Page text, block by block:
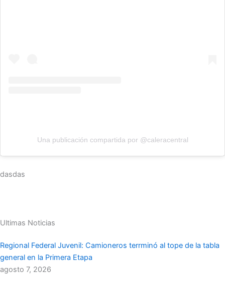
Una publicación compartida por @caleracentral
dasdas
Ultimas Noticias
Regional Federal Juvenil: Camioneros terrminó al tope de la tabla
general en la Primera Etapa
agosto 7, 2026